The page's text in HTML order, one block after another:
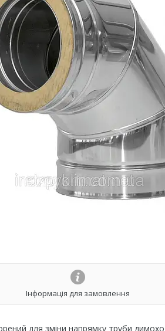
Інформація для замовлення
для зміни напрямку труби